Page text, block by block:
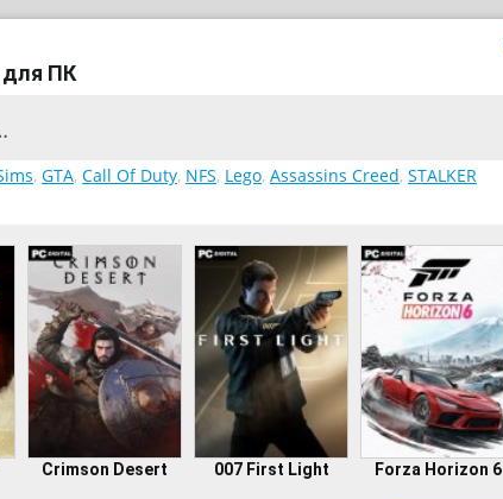
ПК
, GTA, Call Of Duty, NFS, Lego, Assassins Creed, STALKER
Crimson Desert 007 First Light Forza Horizon 6